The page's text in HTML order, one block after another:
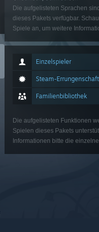
Die aufgelisteten Sprachen
dieses Pakets verfügbar.
Spiele an, um weitere
Einzelspieler
Steam-
Familienbibliothek
Die aufgelisteten Funktionen
Spielen dieses Pakets
Informationen bitte die